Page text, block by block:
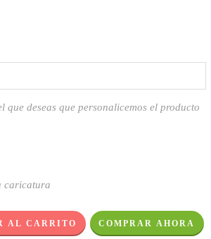
que deseas que personalicemos el producto
caricatura
AL CARRITO COMPRAR AHORA